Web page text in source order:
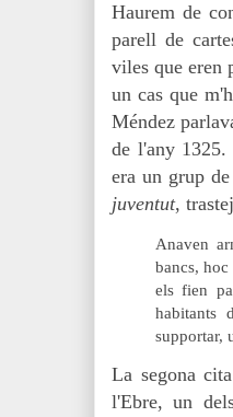
Haurem de
parell de
viles que eren
un cas que
Méndez
de l'any 1325.
era un grup
juventut,
Anaven
bancs,
els fien
habitants
supportar,
La segona
l'Ebre, un